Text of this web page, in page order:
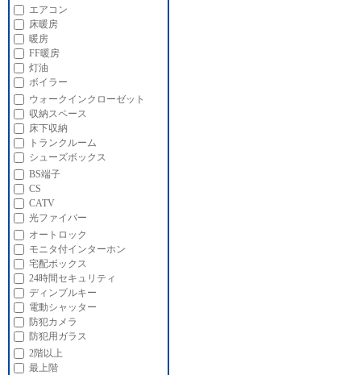
エアコン
床暖房
暖房
FF暖房
灯油
ボイラー
ウォークインクローゼット
収納スペース
床下収納
トランクルーム
シューズボックス
BS端子
CS
CATV
光ファイバー
オートロック
モニタ付インターホン
宅配ボックス
24時間セキュリティ
ディンプルキー
電動シャッター
防犯カメラ
防犯用ガラス
2階以上
最上階